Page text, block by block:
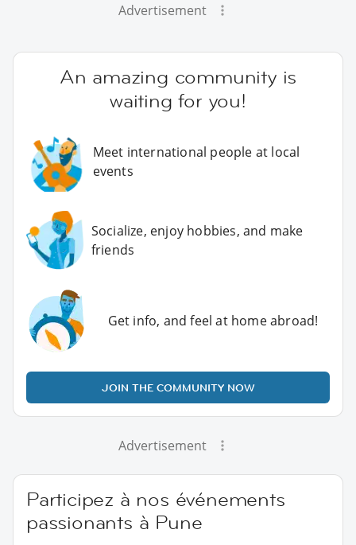
Advertisement
An amazing community is
waiting for you!
Meet international people at local
events
Socialize, enjoy hobbies, and make
friends
Get info, and feel at home abroad!
JOIN THE COMMUNITY NOW
Advertisement
Participez à nos événements
passionants à Pune